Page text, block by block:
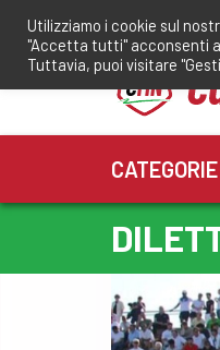
contenuto
CATEGORIE
Utilizziamo i cookie sul
"Accetta tutti" acconsenti
Tuttavia, puoi visitare